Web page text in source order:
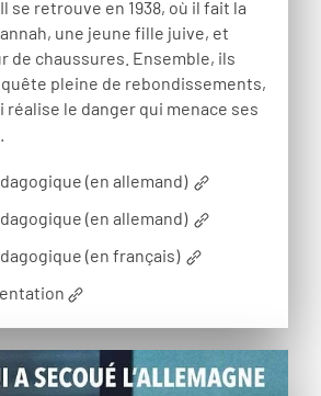
se retrouve en 1938, où il fait la
une jeune fille juive, et
de chaussures. Ensemble, ils
pleine de rebondissements,
réalise le danger qui menace ses
(en allemand)
(en allemand)
(en français)